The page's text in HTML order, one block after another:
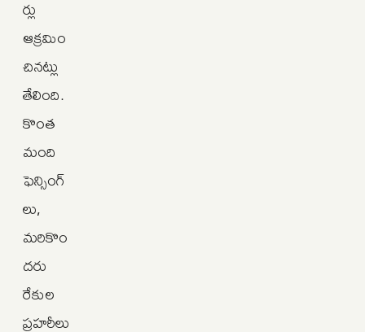
ర్లు
ఆక్రమిం
చినట్లు
తేలింది.
కొంత
మంది
ఫెన్సింగ్‌
లు,
మరికొం
దరు
రేకుల
ప్రహరీలు